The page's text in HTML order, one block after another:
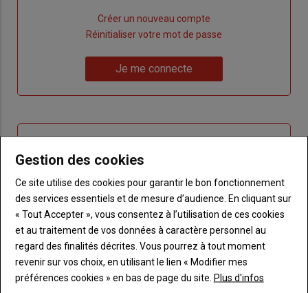
Créer un nouveau compte
de
Réinitialiser votre mot de passe
me
Je me connecte
titre
TITRE CRÉEZ UN COMPTE
BodyChoisissez votre formule et créez votre
compte pour accéder à tout Terre de
Touraine.
Créez un compte
Gestion des cookies
Ce site utilise des cookies pour garantir le bon fonctionnement
des services essentiels et de mesure d’audience. En cliquant sur
« Tout Accepter », vous consentez à l’utilisation de ces cookies
et au traitement de vos données à caractère personnel au
regard des finalités décrites. Vous pourrez à tout moment
revenir sur vos choix, en utilisant le lien « Modifier mes
préférences cookies » en bas de page du site. Plus d'infos